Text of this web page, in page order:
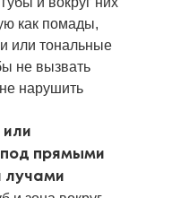
как помады,
или тональные
не вызвать
нарушить
или
под прямыми
лучами